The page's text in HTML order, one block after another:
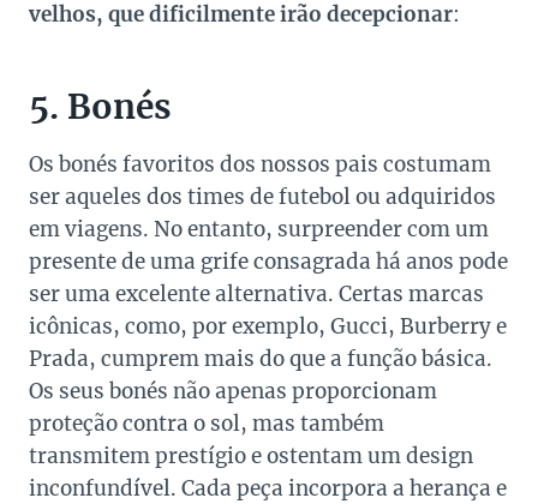
velhos, que dificilmente irão decepcionar:
5. Bonés
Os bonés favoritos dos nossos pais costumam
ser aqueles dos times de futebol ou adquiridos
em viagens. No entanto, surpreender com um
presente de uma grife consagrada há anos pode
ser uma excelente alternativa. Certas marcas
icônicas, como, por exemplo, Gucci, Burberry e
Prada, cumprem mais do que a função básica.
Os seus bonés não apenas proporcionam
proteção contra o sol, mas também
transmitem prestígio e ostentam um design
inconfundível. Cada peça incorpora a herança e